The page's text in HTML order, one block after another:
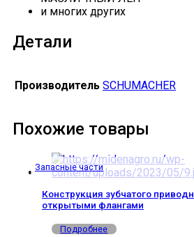
и многих других
Детали
Производитель SCHUMACHER
Похожие товары
Запасные части
Конструкция зубчатого
открытыми флангами
Подробнее